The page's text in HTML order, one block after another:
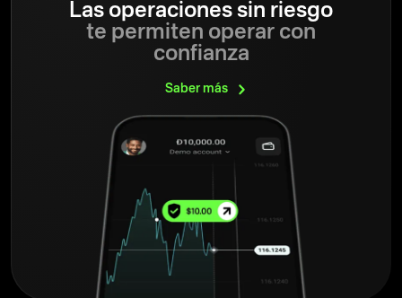
Las operaciones sin riesgo
te permiten operar con
confianza
Sabermás